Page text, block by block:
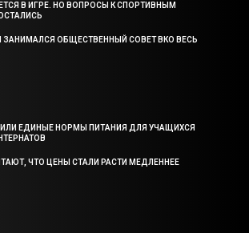
В ИГРЕ. НО ВОПРОСЫ К СПОРТИВНЫМ
ЗАНИМАЛСЯ ОБЩЕСТВЕННЫЙ СОВЕТ ВКО ВЕСЬ
ЕДИНЫЕ НОРМЫ ПИТАНИЯ ДЛЯ УЧАЩИХСЯ
ЧТО ЦЕНЫ СТАЛИ РАСТИ МЕДЛЕННЕЕ